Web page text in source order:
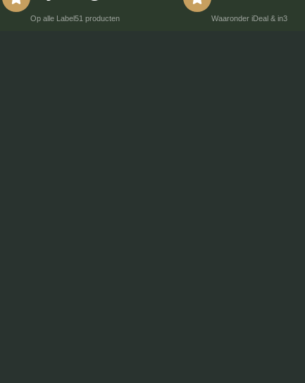
Op alle Label51 producten Waaronder iDeal & in3